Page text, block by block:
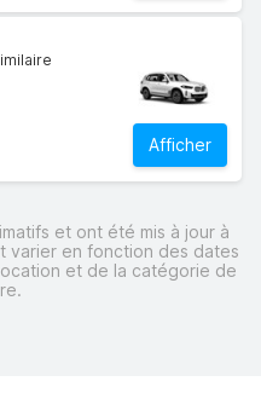
Afficher
et ont été mis à jour à
varier en fonction des dates
et de la catégorie de